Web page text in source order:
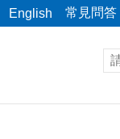
English 常見問答